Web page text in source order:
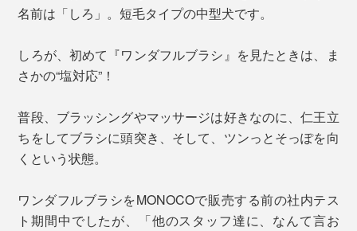
名前は「しろ」。短毛タイプの中型犬です。
しろが、初めて『ワンダフルブラシ』を見たときは、ま
さかの“塩対応”！
普段、ブラッシングやマッサージは好きなのに、仁王立
ちをしてブラシに頭突き、そして、ツンっとそっぽを向
くという状態。
ワンダフルブラシをMONOCOで販売する前の社内テス
ト期間中でしたが、「他のスタッフ達に、なんて言お